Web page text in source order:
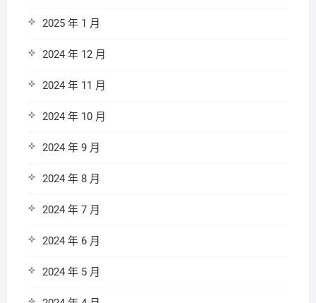
2025 年 1 月
2024 年 12 月
2024 年 11 月
2024 年 10 月
2024 年 9 月
2024 年 8 月
2024 年 7 月
2024 年 6 月
2024 年 5 月